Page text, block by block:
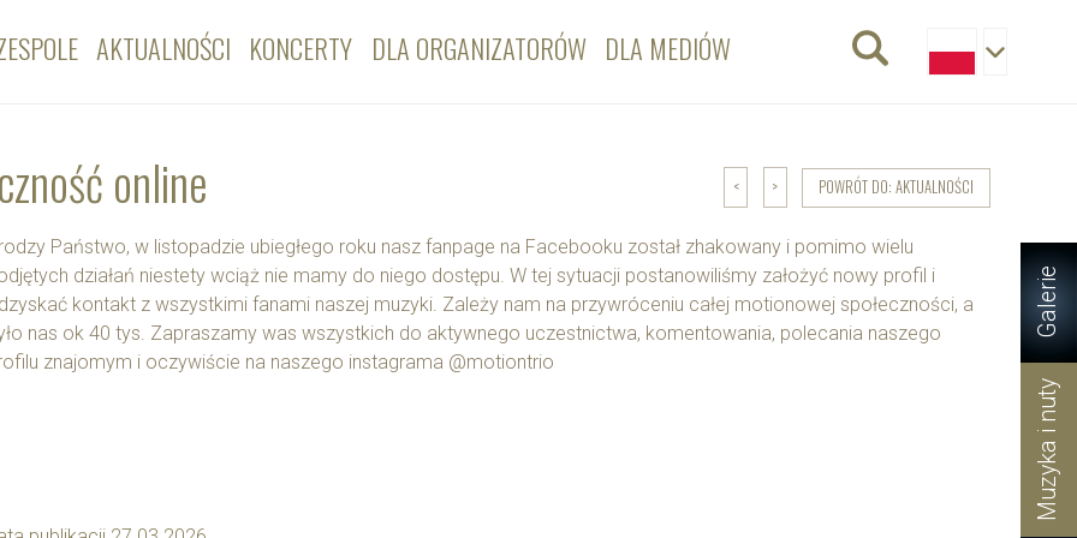
Galerie
Muzyka i nuty
AKTUALNOŚCI KONCERTY DLA ORGANIZATORÓW DLA MEDIÓW
online < > POWRÓT DO: AKTUALNOŚCI
Państwo, w listopadzie ubiegłego roku nasz fanpage na Facebooku został zhakowany i pomimo wielu
działań niestety wciąż nie mamy do niego dostępu. W tej sytuacji postanowiliśmy założyć nowy profil i
kontakt z wszystkimi fanami naszej muzyki. Zależy nam na przywróceniu całej motionowej społeczności, a
nas ok 40 tys. Zapraszamy was wszystkich do aktywnego uczestnictwa, komentowania, polecania naszego
znajomym i oczywiście na naszego instagrama @motiontrio